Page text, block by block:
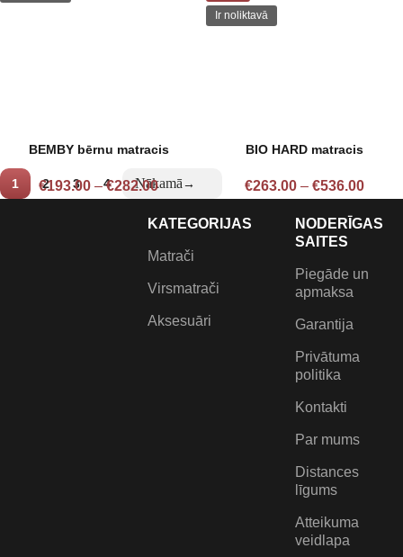
BEMBY bērnu matracis
€193.00 – €282.00
Ir noliktavā
BIO HARD matracis
€263.00 – €536.00
1 2 3 4 →
KATEGORIJAS
Matrači
Virsmatrači
Aksesuāri
NODERĪGAS
SAITES
Piegāde un
apmaksa
Garantija
Privātuma
politika
Kontakti
Par mums
Distances
līgums
Atteikuma
veidlapa